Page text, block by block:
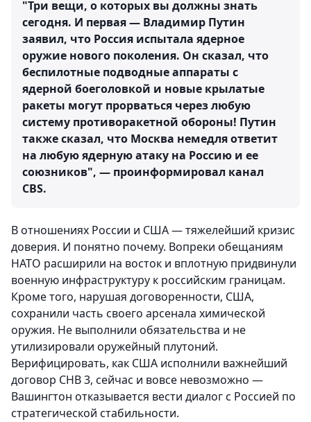
"Три вещи, о которых вы должны знать
сегодня. И первая — Владимир Путин
заявил, что Россия испытала ядерное
оружие нового поколения. Он сказал, что
беспилотные подводные аппараты с
ядерной боеголовкой и новые крылатые
ракеты могут прорваться через любую
систему противоракетной обороны! Путин
также сказал, что Москва немедля ответит
на любую ядерную атаку на Россию и ее
союзников", — проинформировал канал
СBS.
В отношениях России и США — тяжелейший кризис
доверия. И понятно почему. Вопреки обещаниям
НАТО расширили на восток и вплотную придвинули
военную инфраструктуру к российским границам.
Кроме того, нарушая договоренности, США,
сохранили часть своего арсенала химической
оружия. Не выполнили обязательства и не
утилизировали оружейный плутоний.
Верифицировать, как США исполнили важнейший
договор СНВ 3, сейчас и вовсе невозможно —
Вашингтон отказывается вести диалог с Россией по
стратегической стабильности.